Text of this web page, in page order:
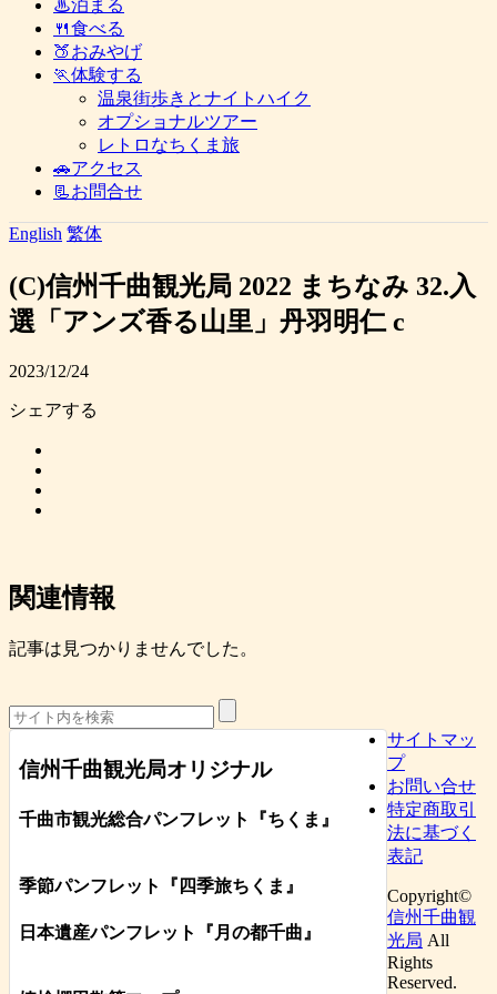
♨泊まる
🍴食べる
🍑おみやげ
🏃体験する
温泉街歩きとナイトハイク
オプショナルツアー
レトロなちくま旅
🚗アクセス
📃お問合せ
English 繁体
(C)信州千曲観光局 2022 まちなみ 32.入
選「アンズ香る山里」丹羽明仁 c
2023/12/24
シェアする
関連情報
記事は見つかりませんでした。
信州千曲観光局オリジナル
千曲市観光総合パンフレット 『ちくま 』
季節パンフレット『四季旅ちくま』
日本遺産パンフレット 『月の都千曲 』
サイトマッ
プ
お問い合せ
特定商取引
法に基づく
表記
Copyright©
信州千曲観
光局 All
Rights
Reserved.